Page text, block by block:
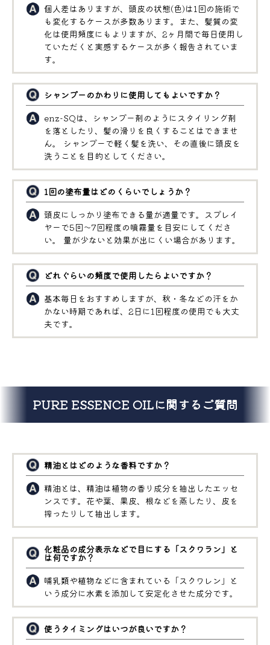
個人差はありますが、頭皮の状態(色)は1回の施術で
も変化するケースが多数あります。また、髪質の変
化は使用頻度にもよりますが、2ヶ月間で毎日使用し
ていただくと実感するケースが多く報告されていま
す。
シャンプーのかわりに使用してもよいですか？
enz-SQは、シャンプー剤のようにスタイリング剤
を落としたり、髪の滑りを良くすることはできませ
ん。 シャンプーで軽く髪を洗い、その直後に頭皮を
洗うことを目的としてください。
1回の塗布量はどのくらいでしょうか？
頭皮にしっかり塗布できる量が適量です。スプレイ
ヤーで5回〜7回程度の噴霧量を目安にしてくださ
い。 量が少ないと効果が出にくい場合があります。
どれぐらいの頻度で使用したらよいですか？
基本毎日をおすすめしますが、秋・冬などの汗をか
かない時期であれば、2日に1回程度の使用でも大丈
夫です。
PURE ESSENCE OILに関するご質問
精油とはどのような香料ですか？
精油とは、精油は植物の香り成分を抽出したエッセ
ンスです。花や葉、果皮、根などを蒸したり、皮を
搾ったりして抽出します。
化粧品の成分表示などで目にする「スクワラン」と
は何ですか？
哺乳類や植物などに含まれている「スクワレン」と
いう成分に水素を添加して安定化させた成分です。
使うタイミングはいつが良いですか？